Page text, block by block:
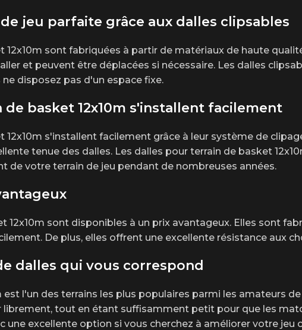
jeu parfaite grâce aux dalles clipsables
12x10m sont fabriquées à partir de matériaux de haute
et peuvent être déplacées si nécessaire. Les dalles
disposez pas d'un espace fixe.
basket 12x10m s'installent facilement
12x10m s'installent facilement grâce à leur système de
tenue des dalles. Les dalles pour terrain de basket
de votre terrain de jeu pendant de nombreuses années.
12x10m sont disponibles à un prix avantageux. Elles sont
De plus, elles offrent une excellente résistance aux
dalles qui vous correspond
est l'un des terrains les plus populaires parmi les amateurs
librement, tout en étant suffisamment petit pour que les
une excellente option si vous cherchez à améliorer votre